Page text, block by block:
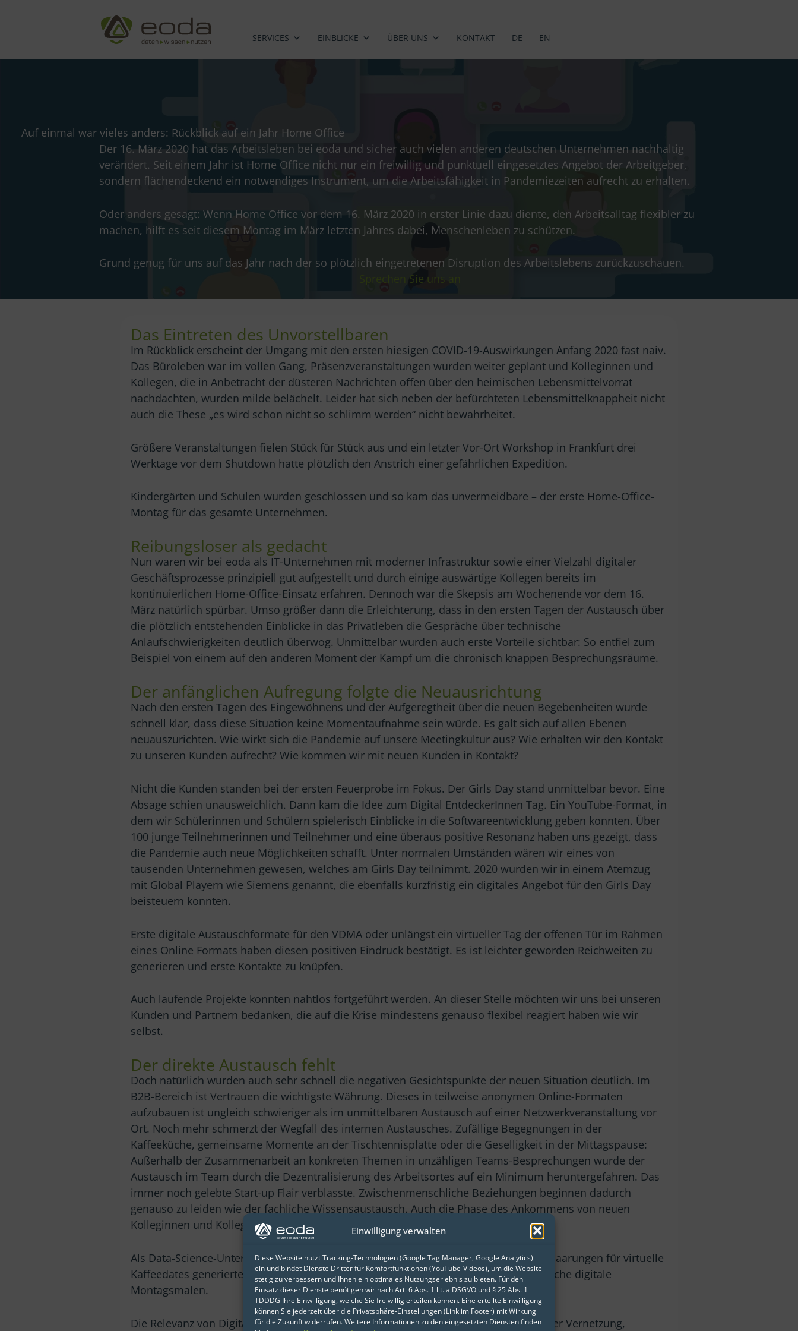
Einwilligung verwalten
Diese Website nutzt Tracking-Technologien (Google Tag Manager, Google Analytics)
ein und bindet Dienste Dritter für Komfortfunktionen (YouTube-Videos), um die Website
stetig zu verbessern und Ihnen ein optimales Nutzungserlebnis zu bieten. Für den
Einsatz dieser Dienste benötigen wir nach Art. 6 Abs. 1 lit. a DSGVO und § 25 Abs. 1
TDDDG Ihre Einwilligung, welche Sie freiwillig erteilen können. Eine erteilte Einwilligung
können Sie jederzeit über die Privatsphäre-Einstellungen (Link im Footer) mit Wirkung
für die Zukunft widerrufen. Weitere Informationen zu den eingesetzten Diensten finden
SERVICES EINBLICKE ÜBER UNS KONTAKT DE EN
Auf einmal war vieles anders: Rückblick auf ein Jahr Home Office
Der 16. März 2020 hat das Arbeitsleben bei eoda und sicher auch vielen anderen deutschen Unternehmen nachhaltig
verändert. Seit einem Jahr ist Home Office nicht nur ein freiwillig und punktuell eingesetztes Angebot der Arbeitgeber,
sondern flächendeckend ein notwendiges Instrument, um die Arbeitsfähigkeit in Pandemiezeiten aufrecht zu erhalten.
Oder anders gesagt: Wenn Home Office vor dem 16. März 2020 in erster Linie dazu diente, den Arbeitsalltag flexibler zu
machen, hilft es seit diesem Montag im März letzten Jahres dabei, Menschenleben zu schützen.
Grund genug für uns auf das Jahr nach der so plötzlich eingetretenen Disruption des Arbeitslebens zurückzuschauen.
Sprechen Sie uns an
Das Eintreten des Unvorstellbaren
Im Rückblick erscheint der Umgang mit den ersten hiesigen COVID-19-Auswirkungen Anfang 2020 fast naiv.
Das Büroleben war im vollen Gang, Präsenzveranstaltungen wurden weiter geplant und Kolleginnen und
Kollegen, die in Anbetracht der düsteren Nachrichten offen über den heimischen Lebensmittelvorrat
nachdachten, wurden milde belächelt. Leider hat sich neben der befürchteten Lebensmittelknappheit nicht
auch die These „es wird schon nicht so schlimm werden“ nicht bewahrheitet.
Größere Veranstaltungen fielen Stück für Stück aus und ein letzter Vor-Ort Workshop in Frankfurt drei
Werktage vor dem Shutdown hatte plötzlich den Anstrich einer gefährlichen Expedition.
Kindergärten und Schulen wurden geschlossen und so kam das unvermeidbare – der erste Home-Office-
Montag für das gesamte Unternehmen.
Reibungsloser als gedacht
Nun waren wir bei eoda als IT-Unternehmen mit moderner Infrastruktur sowie einer Vielzahl digitaler
Geschäftsprozesse prinzipiell gut aufgestellt und durch einige auswärtige Kollegen bereits im
kontinuierlichen Home-Office-Einsatz erfahren. Dennoch war die Skepsis am Wochenende vor dem 16.
März natürlich spürbar. Umso größer dann die Erleichterung, dass in den ersten Tagen der Austausch über
die plötzlich entstehenden Einblicke in das Privatleben die Gespräche über technische
Anlaufschwierigkeiten deutlich überwog. Unmittelbar wurden auch erste Vorteile sichtbar: So entfiel zum
Beispiel von einem auf den anderen Moment der Kampf um die chronisch knappen Besprechungsräume.
Der anfänglichen Aufregung folgte die Neuausrichtung
Nach den ersten Tagen des Eingewöhnens und der Aufgeregtheit über die neuen Begebenheiten wurde
schnell klar, dass diese Situation keine Momentaufnahme sein würde. Es galt sich auf allen Ebenen
neuauszurichten. Wie wirkt sich die Pandemie auf unsere Meetingkultur aus? Wie erhalten wir den Kontakt
zu unseren Kunden aufrecht? Wie kommen wir mit neuen Kunden in Kontakt?
Nicht die Kunden standen bei der ersten Feuerprobe im Fokus. Der Girls Day stand unmittelbar bevor. Eine
Absage schien unausweichlich. Dann kam die Idee zum Digital EntdeckerInnen Tag. Ein YouTube-Format, in
dem wir Schülerinnen und Schülern spielerisch Einblicke in die Softwareentwicklung geben konnten. Über
100 junge Teilnehmerinnen und Teilnehmer und eine überaus positive Resonanz haben uns gezeigt, dass
die Pandemie auch neue Möglichkeiten schafft. Unter normalen Umständen wären wir eines von
tausenden Unternehmen gewesen, welches am Girls Day teilnimmt. 2020 wurden wir in einem Atemzug
mit Global Playern wie Siemens genannt, die ebenfalls kurzfristig ein digitales Angebot für den Girls Day
beisteuern konnten.
Erste digitale Austauschformate für den VDMA oder unlängst ein virtueller Tag der offenen Tür im Rahmen
eines Online Formats haben diesen positiven Eindruck bestätigt. Es ist leichter geworden Reichweiten zu
generieren und erste Kontakte zu knüpfen.
Auch laufende Projekte konnten nahtlos fortgeführt werden. An dieser Stelle möchten wir uns bei unseren
Kunden und Partnern bedanken, die auf die Krise mindestens genauso flexibel reagiert haben wie wir
selbst.
Der direkte Austausch fehlt
Doch natürlich wurden auch sehr schnell die negativen Gesichtspunkte der neuen Situation deutlich. Im
B2B-Bereich ist Vertrauen die wichtigste Währung. Dieses in teilweise anonymen Online-Formaten
aufzubauen ist ungleich schwieriger als im unmittelbaren Austausch auf einer Netzwerkveranstaltung vor
Ort. Noch mehr schmerzt der Wegfall des internen Austausches. Zufällige Begegnungen in der
Kaffeeküche, gemeinsame Momente an der Tischtennisplatte oder die Geselligkeit in der Mittagspause:
Außerhalb der Zusammenarbeit an konkreten Themen in unzähligen Teams-Besprechungen wurde der
Austausch im Team durch die Dezentralisierung des Arbeitsortes auf ein Minimum heruntergefahren. Das
immer noch gelebte Start-up Flair verblasste. Zwischenmenschliche Beziehungen beginnen dadurch
genauso zu leiden wie der fachliche Wissensaustausch. Auch die Phase des Ankommens von neuen
Kolleginnen und Kollegen gestaltet sich deutlich anders als noch vor der Pandemie.
Als Data-Science-Unternehmen war ein Algorithmus schnell gefunden, der zufällige Paarungen für virtuelle
Kaffeedates generierte. Genauso eine willkommene Abwechslung, wie das wöchentliche digitale
Montagsmalen.
Die Relevanz von Digital Leadership wird insbesondere in dieser Phase deutlich, in der Vernetzung,